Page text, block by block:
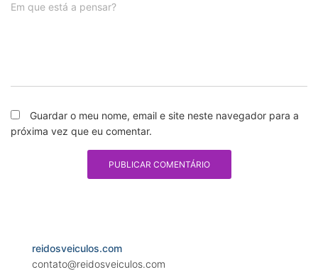
Em que está a pensar?
Guardar o meu nome, email e site neste navegador para a
próxima vez que eu comentar.
reidosveiculos.com
contato@reidosveiculos.com